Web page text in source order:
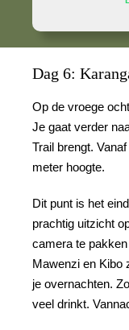
Dag 6:
Op de vroege
Je gaat verder
Trail brengt.
meter hoogte.
Dit punt is het
prachtig uitzicht
camera te
Mawenzi en Kibo
je overnachten.
veel drinkt.